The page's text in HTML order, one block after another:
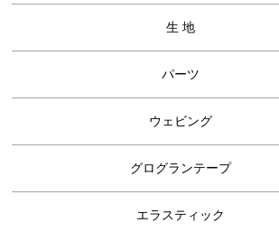
生 地
パーツ
ウェビング
グログランテープ
エラスティック